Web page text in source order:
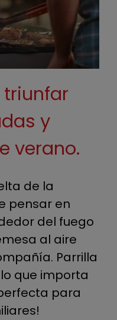
este
y
verano.
de la
pensar en
del fuego
al aire
Parrilla
que importa
para